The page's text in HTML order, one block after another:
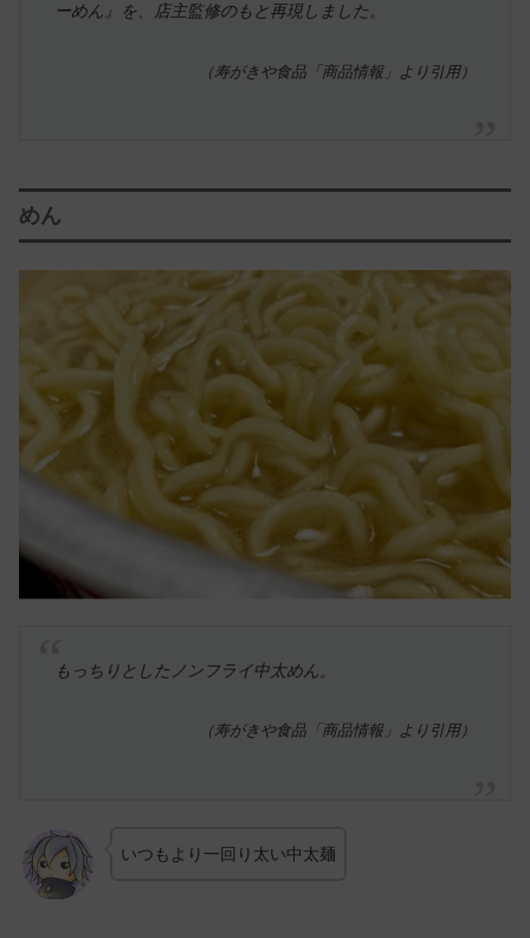
ーめん』を、店主監修のもと再現しました。
（寿がきや食品「商品情報」より引用）
めん
もっちりとしたノンフライ中太めん。
（寿がきや食品「商品情報」より引用）
いつもより一回り太い中太麺